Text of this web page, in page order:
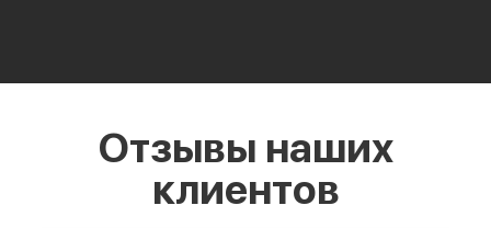
Отзывы наших
клиентов